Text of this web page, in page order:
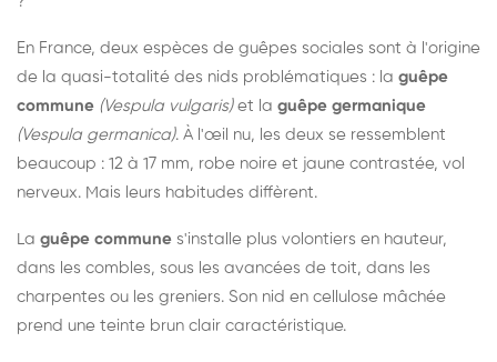
En France, deux espèces de guêpes sociales sont à l'origine
de la quasi-totalité des nids problématiques : la guêpe
commune (Vespula vulgaris)et la guêpe germanique
(Vespula germanica). À l'œil nu, les deux se ressemblent
beaucoup : 12 à 17 mm, robe noire et jaune contrastée, vol
nerveux. Mais leurs habitudes diffèrent.
La guêpe commune s'installe plus volontiers en hauteur,
dans les combles, sous les avancées de toit, dans les
charpentes ou les greniers. Son nid en cellulose mâchée
prend une teinte brun clair caractéristique.